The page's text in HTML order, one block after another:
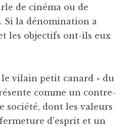
de cinéma ou de
Si la dénomination a
les objectifs ont-ils eux
le vilain petit canard » du
comme un contre-
société, dont les valeurs
d’esprit et un